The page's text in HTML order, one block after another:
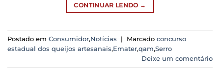
CONTINUAR LENDO →
Postado em Consumidor,Notícias | Marcado concurso
estadual dos queijos artesanais,Emater,qam,Serro
Deixe um comentário